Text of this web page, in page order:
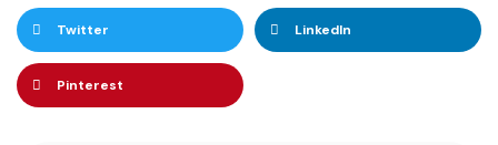
Twitter LinkedIn
Pinterest